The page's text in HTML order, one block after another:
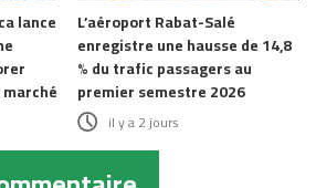
lance
marché
L’aéroport Rabat-Salé
enregistre une hausse de 14,8
% du trafic passagers au
premier semestre 2026
il y a 2 jours